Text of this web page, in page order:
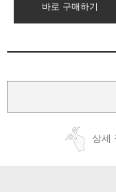
바로 구매하기
상세